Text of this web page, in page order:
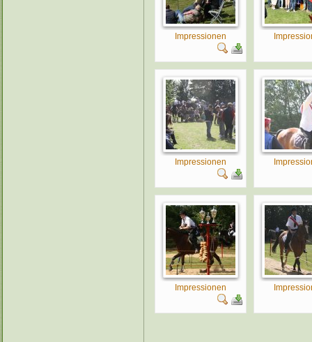
Impressionen
Impressionen
Impressionen